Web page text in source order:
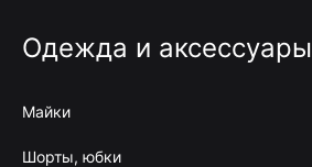
Одежда и аксессуары
Майки
Шорты, юбки